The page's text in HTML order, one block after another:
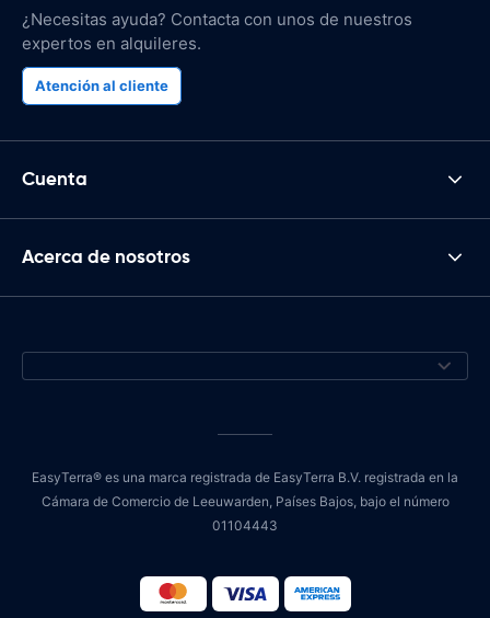
¿Necesitas ayuda? Contacta con unos de nuestros
expertos en alquileres.
Atención al cliente
Cuenta
Acerca de nosotros
EasyTerra® es una marca registrada de EasyTerra B.V. registrada en la
Cámara de Comercio de Leeuwarden, Países Bajos, bajo el número
01104443